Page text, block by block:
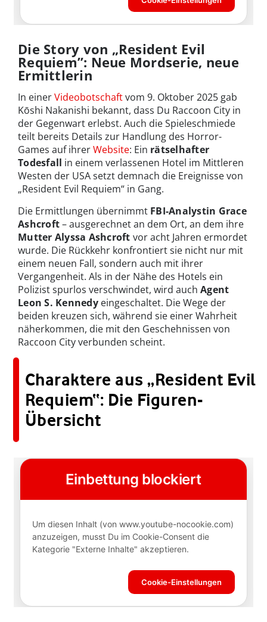
Die Story von „Resident Evil
Requiem”: Neue Mordserie, neue
Ermittlerin
In einerVideobotschaftvom 9. Oktober 2025 gab
Kōshi Nakanishi bekannt, dass Du Raccoon City in
der Gegenwart erlebst. Auch die Spieleschmiede
teilt bereits Details zur Handlung des Horror-
Games auf ihrerWebsite: Ein rätselhafter
Todesfall in einem verlassenen Hotel im Mittleren
Westen der USA setzt demnach die Ereignisse von
„Resident Evil Requiem“ in Gang.
Die Ermittlungen übernimmt FBI-Analystin Grace
Ashcroft– ausgerechnet an dem Ort, an dem ihre
Mutter Alyssa Ashcroft vor acht Jahren ermordet
wurde. Die Rückkehr konfrontiert sie nicht nur mit
einem neuen Fall, sondern auch mit ihrer
Vergangenheit. Als in der Nähe des Hotels ein
Polizist spurlos verschwindet, wird auch Agent
Leon S. Kennedyeingeschaltet. Die Wege der
beiden kreuzen sich, während sie einer Wahrheit
näherkommen, die mit den Geschehnissen von
Raccoon City verbunden scheint.
Charaktere aus „Resident Evil
Requiem“: Die Figuren-
Übersicht